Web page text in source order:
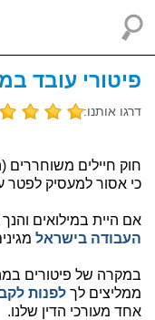
פיטורי עובד
דרגו אותנו:
כי אסור למעסיק לפטר
אם היית במילואים והנך
העבודה בישראל
במקרה של פיטורים
ממליצים לך לפנות
אחד מעורכי הדין שלנו.